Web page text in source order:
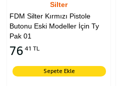
Silter
FDM Silter Kırmızı Pistole
Butonu Eski Modeller İçin Ty
Pak 01
76 41 TL
Sepete Ekle